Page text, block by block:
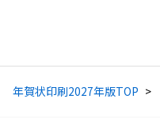
年賀状印刷2027年版TOP